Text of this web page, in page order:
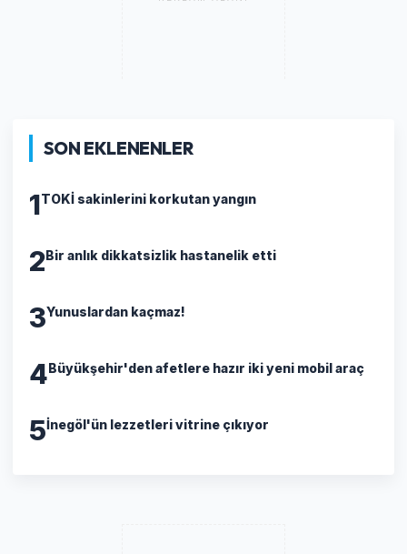
SON EKLENENLER
1TOKİ sakinlerini korkutan yangın
2Bir anlık dikkatsizlik hastanelik etti
3Yunuslardan kaçmaz!
4 Büyükşehir'den afetlere hazır iki yeni mobil araç
5İnegöl'ün lezzetleri vitrine çıkıyor